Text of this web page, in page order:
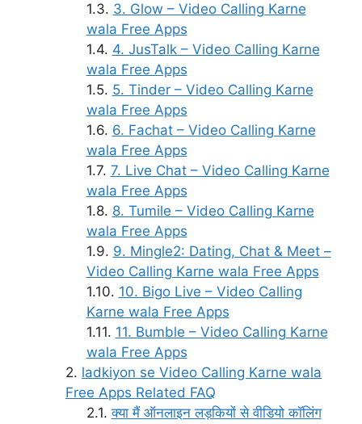
3. Glow – Video Calling Karne
wala Free Apps
4. JusTalk – Video Calling Karne
wala Free Apps
5. Tinder – Video Calling Karne
wala Free Apps
6. Fachat – Video Calling Karne
wala Free Apps
7. Live Chat – Video Calling Karne
wala Free Apps
8. Tumile – Video Calling Karne
wala Free Apps
9. Mingle2: Dating, Chat & Meet –
Video Calling Karne wala Free Apps
10. Bigo Live – Video Calling
Karne wala Free Apps
11. Bumble – Video Calling Karne
wala Free Apps
ladkiyon se Video Calling Karne wala
Free Apps Related FAQ
क्या मैं ऑनलाइन लड़कियों से वीडियो कॉलिंग